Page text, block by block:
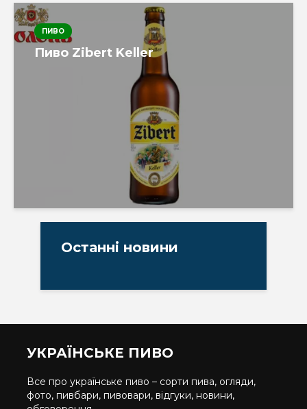
ПИВО
Пиво Zibert Keller
Останні новини
УКРАЇНСЬКЕ ПИВО
Все про українське пиво – сорти пива, огляди,
фото, пивбари, пивовари, відгуки, новини,